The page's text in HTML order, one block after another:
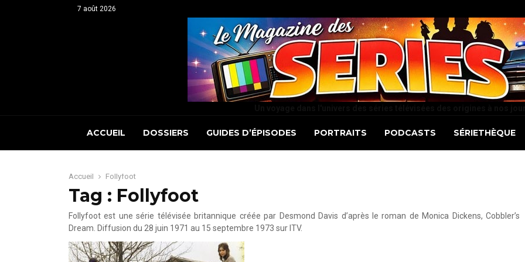
7 août 2026
ACCUEIL DOSSIERS GUIDES D’ÉPISODES PORTRAITS PODCASTS SÉRIETHÈQUE
Accueil Follyfoot
Tag : Follyfoot
Follyfoot est une série télévisée britannique créée par Desmond Davis d’après le roman de Monica Dickens, Cobbler’s
Dream. Diffusion du 28 juin 1971 au 15 septembre 1973 sur ITV.